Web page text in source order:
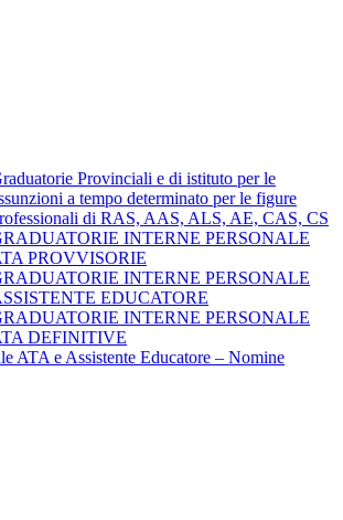
Provinciali e di istituto per le
a tempo determinato per le figure
di RAS, AAS, ALS, AE, CAS, CS
INTERNE PERSONALE
PROVVISORIE
INTERNE PERSONALE
EDUCATORE
INTERNE PERSONALE
DEFINITIVE
ATA e Assistente Educatore – Nomine